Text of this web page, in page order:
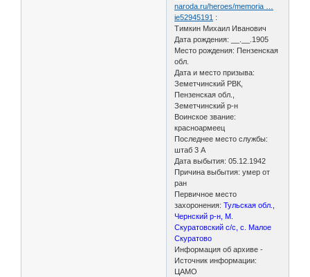
naroda.ru/heroes/memoria …
ie52945191 :
Тимкин Михаил Иванович
Дата рождения: __.__.1905
Место рождения: Пензенская
обл.
Дата и место призыва:
Земетчинский РВК,
Пензенская обл.,
Земетчинский р-н
Воинское звание:
красноармеец
Последнее место службы:
штаб 3 А
Дата выбытия: 05.12.1942
Причина выбытия: умер от
ран
Первичное место
захоронения:Тульская обл.,
Чернский р-н, М.
Скуратовский с/с, с. Малое
Скуратово
Информация об архиве -
Источник информации:
ЦАМО